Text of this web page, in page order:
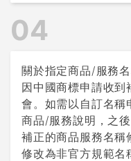
04
關於指定商品/服務
因中國商標申請收
會。如需以自訂名稱
商品/服務說明，之
補正的商品服務名稱
修改為非官方規範名